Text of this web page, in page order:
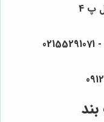
پ 4